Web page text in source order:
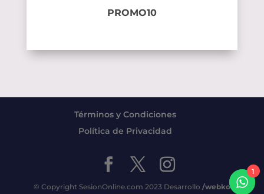
PROMO10
Términos y Condiciones
Política de Privacidad
© Copyright SesionOnline.com 2023 Desarrollo /webko
1